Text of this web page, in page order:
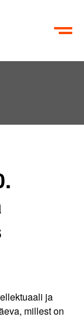
ja
millest on